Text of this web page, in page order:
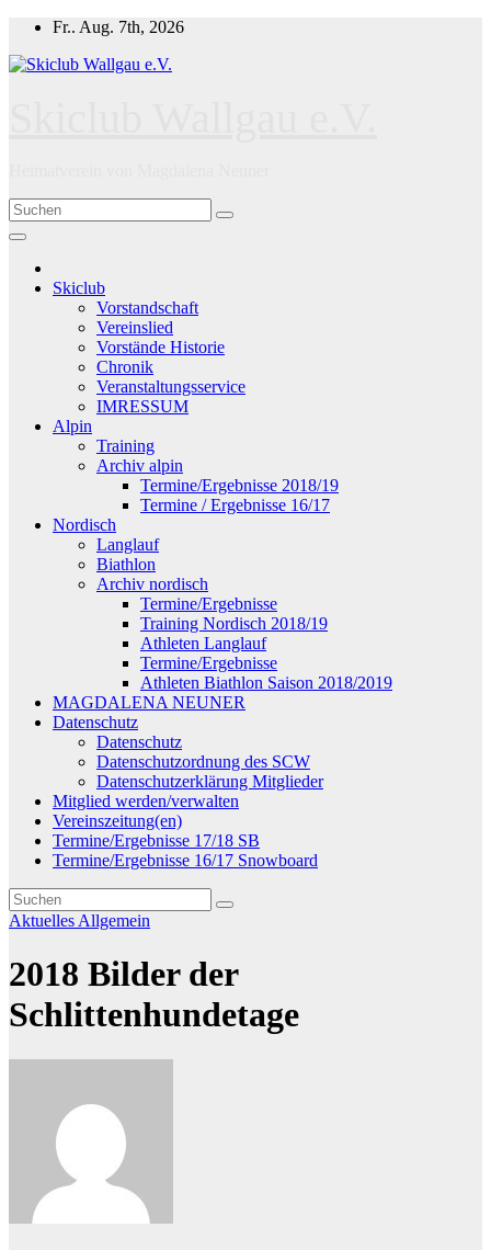
Zum
springen
Fr.. Aug. 7th, 2026
Skiclub
Vorstandschaft
Vereinslied
Vorstände Historie
Chronik
Veranstaltungsservice
IMRESSUM
Alpin
Training
Archiv alpin
Termine/Ergebnisse 2018/19
Termine / Ergebnisse 16/17
Nordisch
Langlauf
Biathlon
Archiv nordisch
Termine/Ergebnisse
Training Nordisch 2018/19
Athleten Langlauf
Termine/Ergebnisse
Athleten Biathlon Saison 2018/2019
MAGDALENA NEUNER
Datenschutz
Datenschutz
Datenschutzordnung des SCW
Datenschutzerklärung Mitglieder
Mitglied werden/verwalten
Vereinszeitung(en)
Termine/Ergebnisse 17/18 SB
Termine/Ergebnisse 16/17 Snowboard
Aktuelles Allgemein
2018 Bilder der
Schlittenhundetage